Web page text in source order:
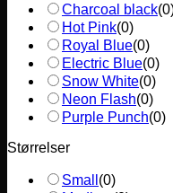
Charcoal black(0
Hot Pink(0)
Royal Blue(0)
Electric Blue(0)
Snow White(0)
Neon Flash(0)
Purple Punch(0)
Størrelser
Small (0)